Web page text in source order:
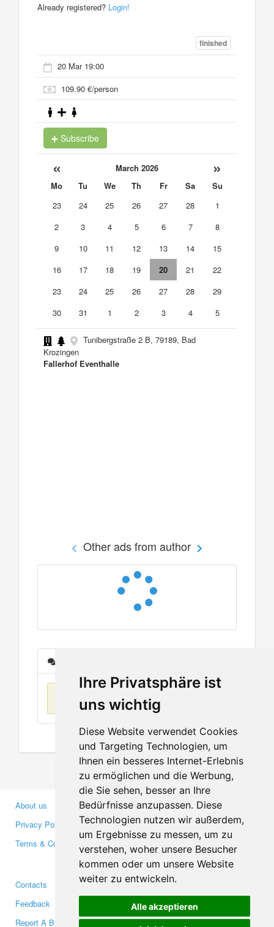
Ihre Privatsphäre ist
uns wichtig
Diese Website verwendet Cookies
und Targeting Technologien, um
Ihnen ein besseres Internet-Erlebnis
zu ermöglichen und die Werbung,
die Sie sehen, besser an Ihre
Bedürfnisse anzupassen. Diese
Technologien nutzen wir außerdem,
um Ergebnisse zu messen, um zu
verstehen, woher unsere Besucher
kommen oder um unsere Website
weiter zu entwickeln.
Alle akzeptieren
Already registered? Login!
finished
20 Mar 19:00
109.90 €/person
Subscribe
« March 2026 »
Mo Tu We Th Fr Sa
Su
23
24 25 26 27 28
1
2
3 4 5 6 7
8
9
10 11 12 13 14
15
16
17 18 19 20 21
22
23
24 25 26 27 28
29
30
31 1 2 3 4 5
Tunibergstraße 2 B, 79189, Bad
Krozingen
Fallerhof Eventhalle
Other ads from author
No items found
About us
Privacy Policy
Terms & Conditions
Business Partners
Investors
Media
Contacts
Feedback
Report A Bug
Facebook
Twitter
YouTube